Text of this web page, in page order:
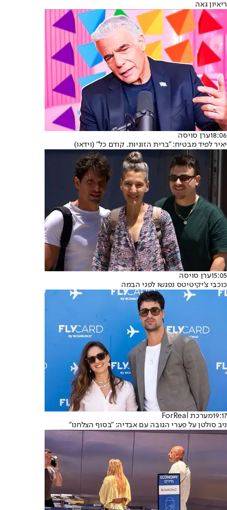
ריאיון גאה
18:06ערן סויסה
יאיר לפיד מבטיח: "ברית הזוגיות. קודם כל" (וידאו)
15:05ערן סויסה
כוכבי צ'יקיטיטס נפגשו לפני הבמה
19:17מערכת ForReal
ניב סולטן על פערי הגובה עם אבדיה: "בסוף הצלחנו"